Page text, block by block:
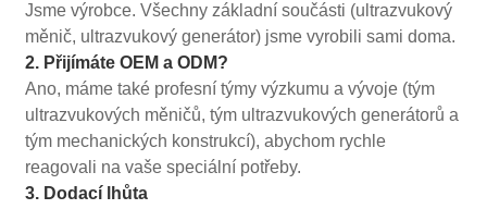
Jsme výrobce. Všechny základní součásti (ultrazvukový
měnič, ultrazvukový generátor) jsme vyrobili sami doma.
2. Přijímáte OEM a ODM?
Ano, máme také profesní týmy výzkumu a vývoje (tým
ultrazvukových měničů, tým ultrazvukových generátorů a
tým mechanických konstrukcí), abychom rychle
reagovali na vaše speciální potřeby.
3. Dodací lhůta